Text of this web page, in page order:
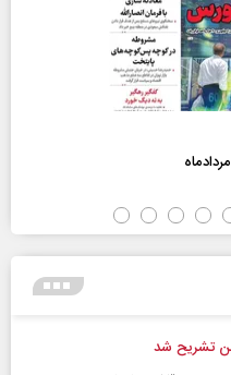
تشریح شد